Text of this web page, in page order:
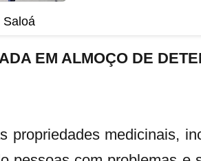
Saloá
EM ALMOÇO DE
propriedades medicinais,